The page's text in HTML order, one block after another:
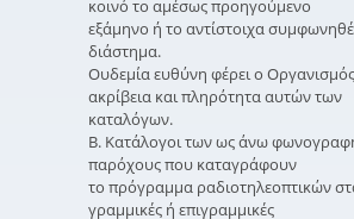
κοινό το αμέσως προηγούμενο
εξάμηνο ή το αντίστοιχα
διάστημα.
Ουδεμία ευθύνη φέρει ο
ακρίβεια και πληρότητα αυτών των
καταλόγων.
Β. Κατάλογοι των ως άνω
παρόχους που καταγράφουν
το πρόγραμμα ραδιοτηλεοπτικών
γραμμικές ή επιγραμμικές